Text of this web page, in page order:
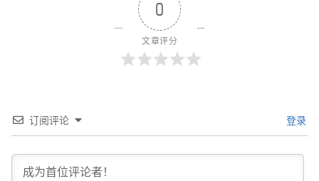
0
文章评分
订阅评论 登录